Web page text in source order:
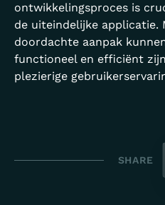
ontwikkelingsproces is
de uiteindelijke applicatie.
doordachte aanpak
functioneel en efficiënt
plezierige
SHARE